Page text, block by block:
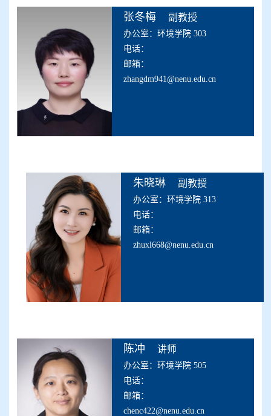
张冬梅 副教授
办公室：环境学院 303
电话：
邮箱：
zhangdm941@nenu.edu.cn
朱晓琳 副教授
办公室：环境学院 313
电话：
邮箱：
zhuxl668@nenu.edu.cn
陈冲 讲师
办公室：环境学院 505
电话：
邮箱：
chenc422@nenu.edu.cn